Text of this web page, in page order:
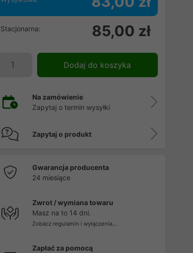
Stacjonarna: 85,00 zł
Dodaj do koszyka
Na zamówienie
Zapytaj o termin wysyłki
Zapytaj o produkt
Gwarancja producenta
24 miesiące
Zwrot / wymiana towaru
Masz na to 14 dni.
Zobacz regulamin i wyłączenia...
Zapłać za pomocą